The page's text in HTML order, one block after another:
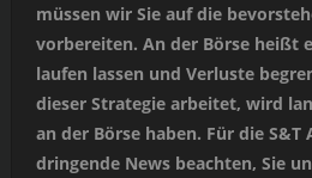
müssen wir Sie auf die
vorbereiten. An der Börse heißt
laufen lassen und Verluste
dieser Strategie arbeitet, wird
an der Börse haben. Für die S&T
dringende News beachten, Sie